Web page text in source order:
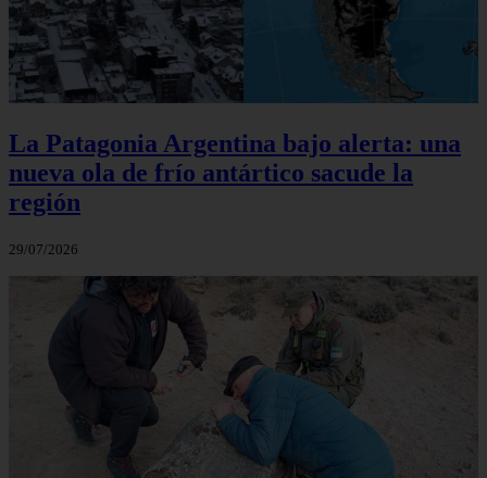
La Patagonia Argentina bajo alerta: una
nueva ola de frío antártico sacude la
región
29/07/2026